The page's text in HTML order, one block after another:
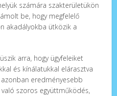
számára szakterületükön
be, hogy megfelelő
akadályokba ütközik a
arra, hogy ügyfeleiket
és kínálatukkal elárasztva
eredményesebb
szoros együttműködés,